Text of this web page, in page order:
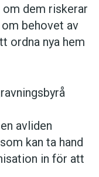
om dem riskerar
behovet av
ordna nya hem
avliden
kan ta hand
in för att